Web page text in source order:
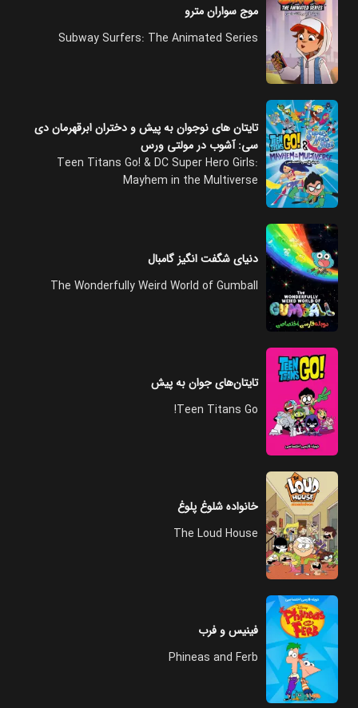
موج سواران مترو
Subway Surfers: The Animated Series
تایتان های نوجوان به پیش و دختران ابرقهرمان دی
سی: آشوب در مولتی ورس
Teen Titans Go! & DC Super Hero Girls:
Mayhem in the Multiverse
دنیای شگفت انگیز گامبال
The Wonderfully Weird World of Gumball
تایتان‌های جوان به پیش
Teen Titans Go!
خانواده شلوغ پلوغ
The Loud House
فینیس و فرب
Phineas and Ferb